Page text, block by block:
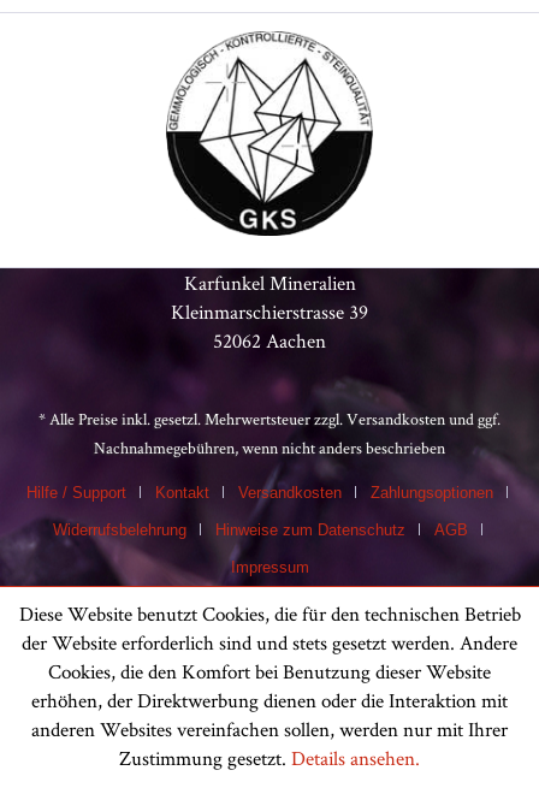
Karfunkel Mineralien
Kleinmarschierstrasse 39
52062 Aachen
* Alle Preise inkl. gesetzl. Mehrwertsteuer zzgl.Versandkostenund ggf.
Nachnahmegebühren, wenn nicht anders beschrieben
Hilfe / Support Kontakt Versandkosten Zahlungsoptionen
Widerrufsbelehrung Hinweise zum Datenschutz AGB
Impressum
Diese Website benutzt Cookies, die für den technischen Betrieb
der Website erforderlich sind und stets gesetzt werden. Andere
Cookies, die den Komfort bei Benutzung dieser Website
erhöhen, der Direktwerbung dienen oder die Interaktion mit
anderen Websites vereinfachen sollen, werden nur mit Ihrer
Zustimmung gesetzt. Details ansehen.